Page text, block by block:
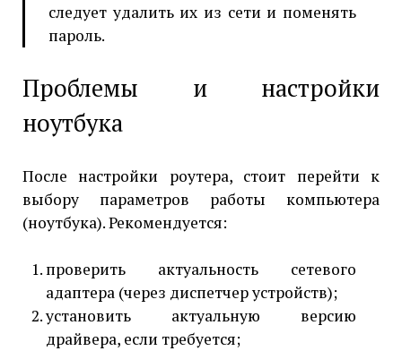
следует удалить их из сети и поменять
пароль.
Проблемы и настройки
ноутбука
После настройки роутера, стоит перейти к
выбору параметров работы компьютера
(ноутбука). Рекомендуется:
проверить актуальность сетевого
адаптера (через диспетчер устройств);
установить актуальную версию
драйвера, если требуется;